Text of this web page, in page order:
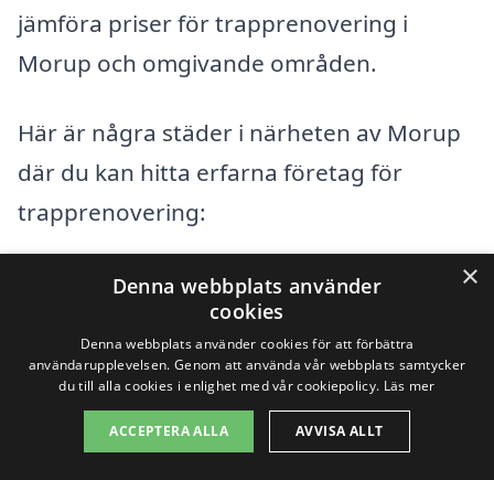
jämföra priser för trapprenovering i
Morup och omgivande områden.
Här är några städer i närheten av Morup
där du kan hitta erfarna företag för
trapprenovering:
Falkenberg
Skrea
Skällinge
Vapnö
×
Denna webbplats använder
cookies
Denna webbplats använder cookies för att förbättra
användarupplevelsen. Genom att använda vår webbplats samtycker
du till alla cookies i enlighet med vår cookiepolicy. Läs mer
ACCEPTERA ALLA AVVISA ALLT